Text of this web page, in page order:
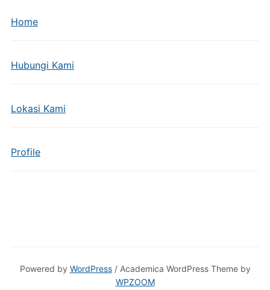
Home
Hubungi Kami
Lokasi Kami
Profile
Powered by WordPress/ Academica WordPress Theme by
WPZOOM